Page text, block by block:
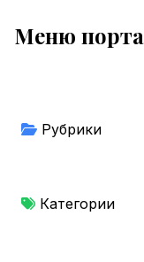
Меню
Рубрики
Категории